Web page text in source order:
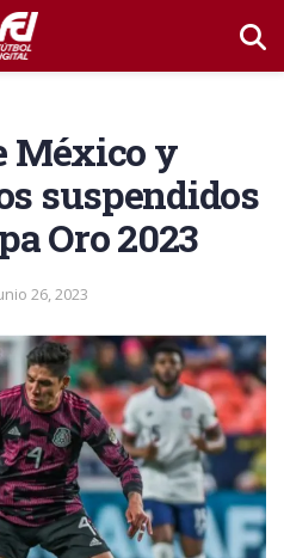
México y
suspendidos
Oro 2023
26, 2023